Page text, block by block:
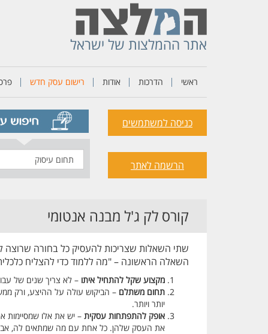
אתר ההמלצות של ישראל
ראשי הדרכות אודות רישום עסק חדש
עיסוק
כניסה למשתמשים
הרשמה לאתר
קורס לק ג'ל מבנה אנטומי
שתי השאלות שצריכות להעסיק כל בחורה שרוצה
השאלה הראשונה – "מה ללמוד כדי להצליח
מקצוע שקל להתחיל איתו – לא צריך שנים של
תחום משתלם – הביקוש עולה על ההיצע, ורק
יותר ויותר.
אופק להתפתחות עסקית – יש את אלו שמסיימות
את העסק שלהן. כל אחת עם מה שמתאים לה, אבל